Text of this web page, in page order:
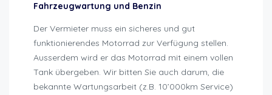
Fahrzeugwartung und Benzin
Der Vermieter muss ein sicheres und gut
funktionierendes Motorrad zur Verfügung stellen.
Ausserdem wird er das Motorrad mit einem vollen
Tank übergeben. Wir bitten Sie auch darum, die
bekannte Wartungsarbeit (z.B. 10’000km Service)